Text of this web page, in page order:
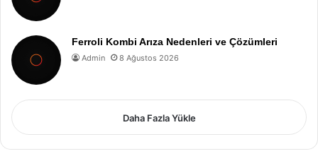
Ferroli Kombi Arıza Nedenleri ve Çözümleri
Admin 8 Ağustos 2026
Daha Fazla Yükle